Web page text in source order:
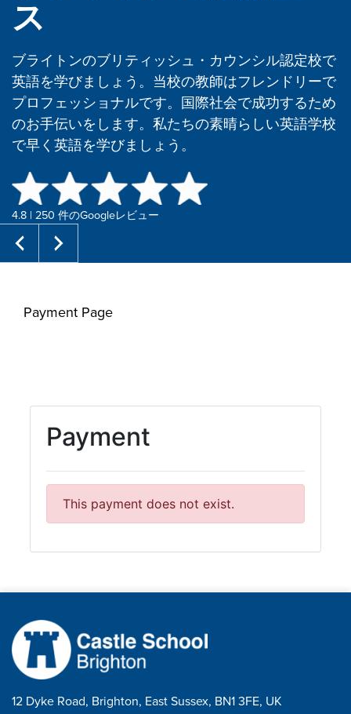
ス
ブライトンのブリティッシュ・カウンシル認定校で
英語を学びましょう。当校の教師はフレンドリーで
プロフェッショナルです。国際社会で成功するため
のお手伝いをします。私たちの素晴らしい英語学校
で早く英語を学びましょう。
4.8 | 250 件のGoogleレビュー
Payment Page
12 Dyke Road, Brighton, East Sussex, BN1 3FE, UK